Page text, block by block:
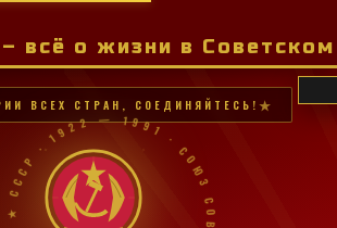
всё о жизни в
ВСЕХ СТРАН, СОЕДИНЯЙТЕСЬ!